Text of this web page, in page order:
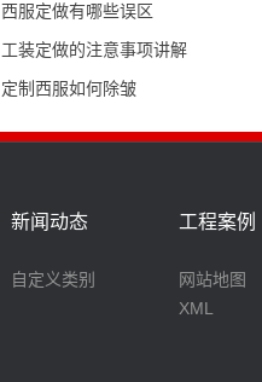
西服定做有哪些误区
工装定做的注意事项讲解
定制西服如何除皱
新闻动态
自定义类别
工程案例
网站地图
XML